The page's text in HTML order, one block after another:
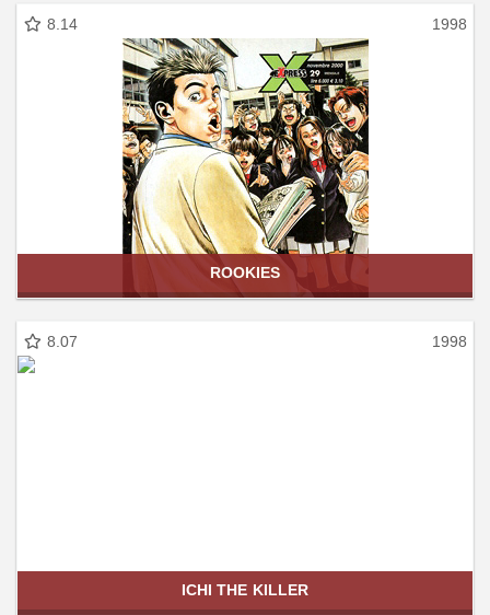
8.14 1998
ROOKIES
8.07 1998
ICHI THE KILLER